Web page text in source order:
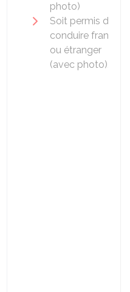
photo)
Soit permis de
conduire français
ou étranger
(avec photo).